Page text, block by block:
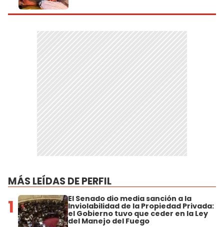
MÁS LEÍDAS DE PERFIL
1 El Senado dio media sanción a la
Inviolabilidad de la Propiedad Privada:
el Gobierno tuvo que ceder en la Ley
del Manejo del Fuego